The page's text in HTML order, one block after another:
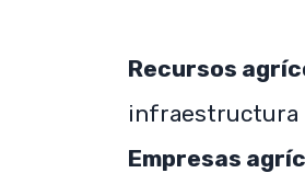
Recursos
infraestructura
Empresas